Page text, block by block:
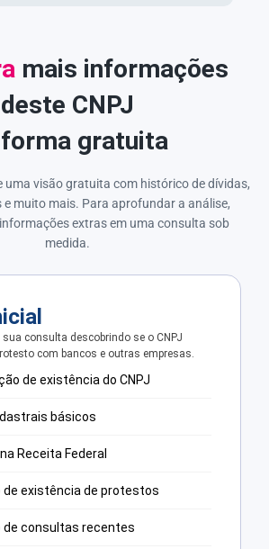
mais informações
deste CNPJ
gratuita
uma visão gratuita com histórico de dívidas,
muito mais. Para aprofundar a análise,
extras em uma consulta sob
medida.
sua consulta descobrindo se o CNPJ
com bancos e outras empresas.
de existência do CNPJ
básicos
Receita Federal
de existência de protestos
de consultas recentes